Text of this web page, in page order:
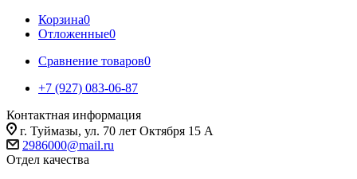
Корзина0
Отложенные0
Сравнение товаров0
+7 (927) 083-06-87
Контактная информация
г. Туймазы, ул. 70 лет Октября 15 А
2986000@mail.ru
Отдел качества